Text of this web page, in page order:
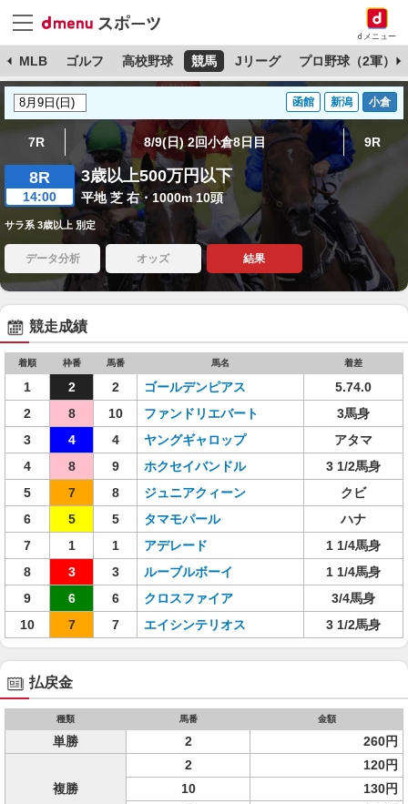
dメニュー
MLB ゴルフ 高校野球 競馬 Jリーグ プロ野球（2軍）
函館 新潟 小倉
7R 8/9(日) 2回小倉8日目 9R
8R
14:00
3歳以上500万円以下
平地 芝 右・1000m 10頭
サラ系 3歳以上 別定
データ分析 オッズ 結果
競走成績
着順 枠番 馬番 馬名 着差
1 2 2 ゴールデンピアス
5.74.0
2
8 10 ファンドリエバート
3馬身
3
4 4 ヤングギャロップ
アタマ
4
8 9 ホクセイバンドル
3 1/2馬身
5
7 8 ジュニアクィーン
クビ
6
5 5 タマモパール
ハナ
7
1 1 アデレード
1 1/4馬身
8
3 3 ルーブルボーイ
1 1/4馬身
9
6 6 クロスファイア
3/4馬身
10
7 7 エイシンテリオス 3 1/2馬身
払戻金
種類 馬番 金額
単勝 2 260円
複勝
2
120円
10
130円